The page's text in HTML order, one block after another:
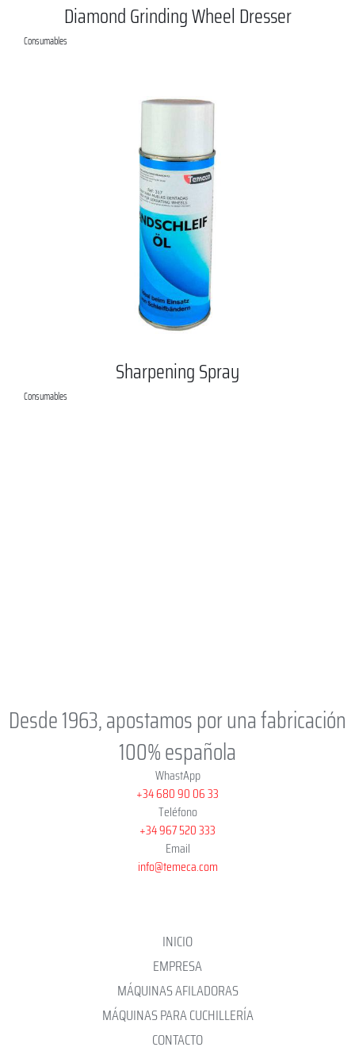
Diamond Grinding Wheel Dresser
Consumables
Sharpening Spray
Consumables
Desde 1963, apostamos por una fabricación
100% española
WhastApp
+34 680 90 06 33
Teléfono
+34 967 520 333
Email
info@temeca.com
INICIO
EMPRESA
MÁQUINAS AFILADORAS
MÁQUINAS PARA CUCHILLERÍA
CONTACTO